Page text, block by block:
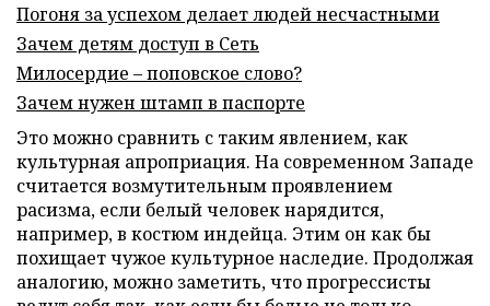
Погоня за успехом делает людей несчастными
Зачем детям доступ в Сеть
Милосердие – поповское слово?
Зачем нужен штамп в паспорте
Это можно сравнить с таким явлением, как
культурная апроприация. На современном Западе
считается возмутительным проявлением
расизма, если белый человек нарядится,
например, в костюм индейца. Этим он как бы
похищает чужое культурное наследие. Продолжая
аналогию, можно заметить, что прогрессисты